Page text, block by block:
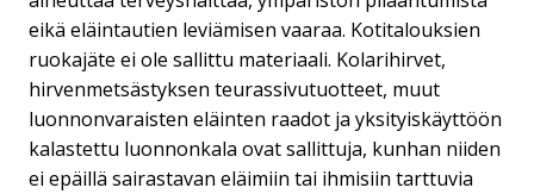
eikä eläintautien leviämisen vaaraa. Kotitalouksien
ruokajäte ei ole sallittu materiaali. Kolarihirvet,
hirvenmetsästyksen teurassivutuotteet, muut
luonnonvaraisten eläinten raadot ja yksityiskäyttöön
kalastettu luonnonkala ovat sallittuja, kunhan niiden
ei epäillä sairastavan eläimiin tai ihmisiin tarttuvia